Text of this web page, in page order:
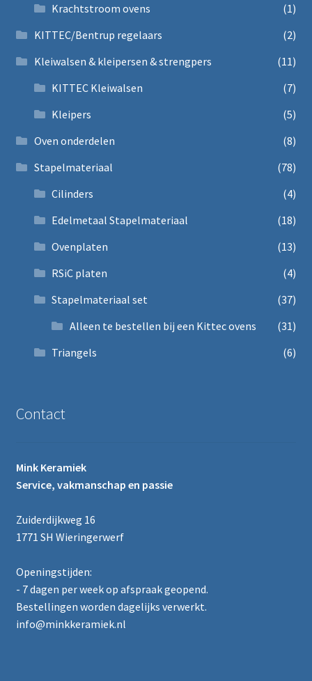
Krachtstroom ovens
(1)
KITTEC/Bentrup regelaars
(2)
Kleiwalsen & kleipersen & strengpers
(11)
KITTEC Kleiwalsen
(7)
Kleipers
(5)
Oven onderdelen
(8)
Stapelmateriaal
(78)
Cilinders
(4)
Edelmetaal Stapelmateriaal
(18)
Ovenplaten
(13)
RSiC platen
(4)
Stapelmateriaal set
(37)
Alleen te bestellen bij een Kittec ovens
(31)
Triangels
(6)
Contact
Mink Keramiek
Service, vakmanschap en passie
Zuiderdijkweg 16
1771 SH Wieringerwerf
Openingstijden:
- 7 dagen per week op afspraak geopend.
Bestellingen worden dagelijks verwerkt.
info@minkkeramiek.nl